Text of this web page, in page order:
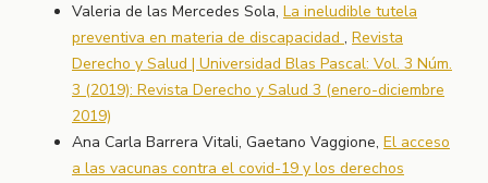
Valeria de las Mercedes Sola, La ineludible tutela
preventiva en materia de discapacidad , Revista
Derecho y Salud | Universidad Blas Pascal: Vol. 3 Núm.
3 (2019): Revista Derecho y Salud 3 (enero-diciembre
2019)
Ana Carla Barrera Vitali, Gaetano Vaggione, El acceso
a las vacunas contra el covid-19 y los derechos